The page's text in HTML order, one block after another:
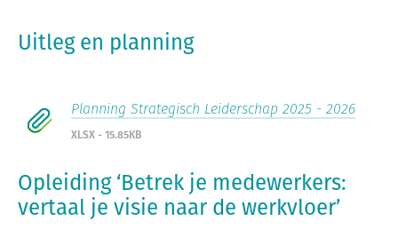
Uitleg en planning
Planning Strategisch Leiderschap 2025 - 2026
XLSX - 15.85KB
Opleiding ‘Betrek je medewerkers:
vertaal je visie naar de werkvloer’